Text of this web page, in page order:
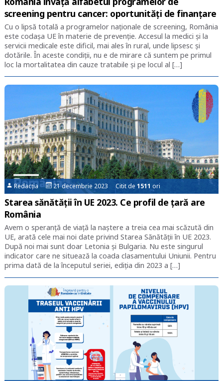
screening pentru cancer: oportunități de finanțare
Cu o lipsă totală a programelor naționale de screening, România
este codașa UE în materie de prevenție. Accesul la medici și la
servicii medicale este dificil, mai ales în rural, unde lipsesc și
dotările. În aceste condiții, nu e de mirare că suntem pe primul
loc la mortalitatea din cauze tratabile și pe locul al […]
Redacția 21 decembrie 2023 Citit de1511 ori
Starea sănătății în UE 2023. Ce profil de țară are
România
Avem o speranță de viață la naștere a treia cea mai scăzută din
UE, arată cele mai noi date privind Starea Sănătății în UE 2023.
După noi mai sunt doar Letonia și Bulgaria. Nu este singurul
indicator care ne situează la coada clasamentului Uniunii. Pentru
prima dată de la începutul seriei, ediția din 2023 a […]